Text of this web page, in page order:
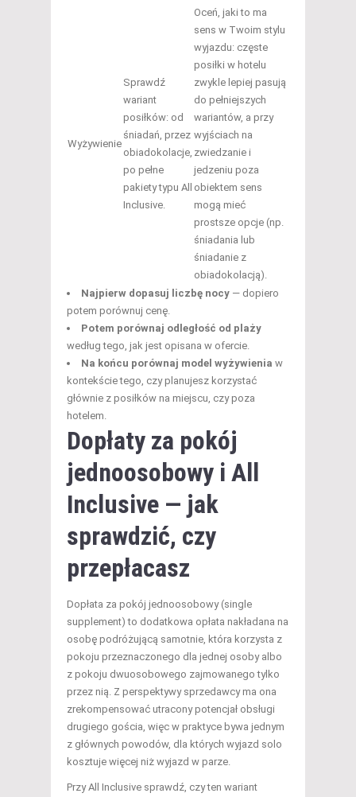
Wyżywienie
Sprawdź
wariant
posiłków: od
śniadań, przez
obiadokolacje,
po pełne
pakiety typu All
Inclusive.
Oceń, jaki to ma
sens w Twoim stylu
wyjazdu: częste
posiłki w hotelu
zwykle lepiej pasują
do pełniejszych
wariantów, a przy
wyjściach na
zwiedzanie i
jedzeniu poza
obiektem sens
mogą mieć
prostsze opcje (np.
śniadania lub
śniadanie z
obiadokolacją).
Najpierw dopasuj liczbę nocy — dopiero
potem porównuj cenę.
Potem porównaj odległość od plaży
według tego, jak jest opisana w ofercie.
Na końcu porównaj model wyżywienia w
kontekście tego, czy planujesz korzystać
głównie z posiłków na miejscu, czy poza
hotelem.
Dopłaty za pokój
jednoosobowy i All
Inclusive — jak
sprawdzić, czy
przepłacasz
Dopłata za pokój jednoosobowy (single
supplement) to dodatkowa opłata nakładana na
osobę podróżującą samotnie, która korzysta z
pokoju przeznaczonego dla jednej osoby albo
z pokoju dwuosobowego zajmowanego tylko
przez nią. Z perspektywy sprzedawcy ma ona
zrekompensować utracony potencjał obsługi
drugiego gościa, więc w praktyce bywa jednym
z głównych powodów, dla których wyjazd solo
kosztuje więcej niż wyjazd w parze.
Przy All Inclusive sprawdź, czy ten wariant